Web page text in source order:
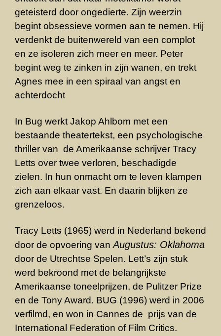
geteisterd door ongedierte. Zijn weerzin
begint obsessieve vormen aan te nemen. Hij
verdenkt de buitenwereld van een complot
en ze isoleren zich meer en meer. Peter
begint weg te zinken in zijn wanen, en trekt
Agnes mee in een spiraal van angst en
achterdocht
In Bug werkt Jakop Ahlbom met een
bestaande theatertekst, een psychologische
thriller van de Amerikaanse schrijver Tracy
Letts over twee verloren, beschadigde
zielen. In hun onmacht om te leven klampen
zich aan elkaar vast. En daarin blijken ze
grenzeloos.
Tracy Letts (1965) werd in Nederland bekend
door de opvoering vanAugustus: Oklahoma
door de Utrechtse Spelen. Lett’s zijn stuk
werd bekroond met de belangrijkste
Amerikaanse toneelprijzen, de Pulitzer Prize
en de Tony Award. BUG (1996) werd in 2006
verfilmd, en won in Cannes de prijs van de
International Federation of Film Critics.